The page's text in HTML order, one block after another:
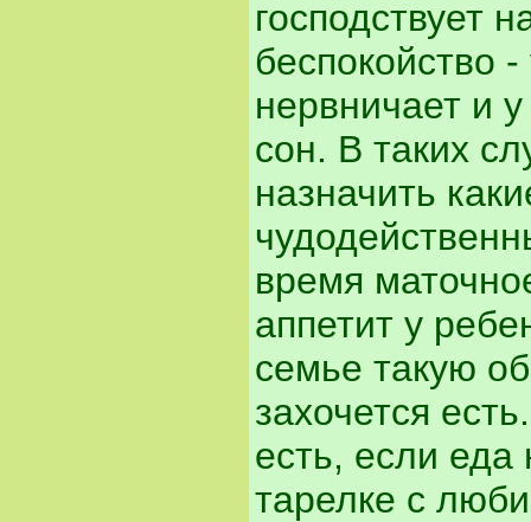
господствует
беспокойство -
нервничает и
сон. В таких
назначить
время
аппетит у
семье такую
захочется
есть, если
тарелке с